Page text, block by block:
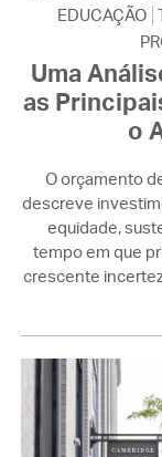
EDUCAÇÃO
Uma
as
o
O orçamento
descreve
equidade,
tempo em que
crescente